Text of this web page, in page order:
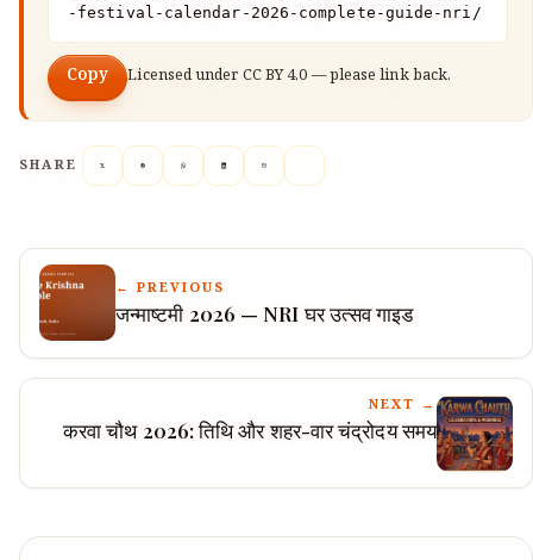
-festival-calendar-2026-complete-guide-nri/
Copy Licensed under CC BY 4.0 — please link back.
SHARE
← PREVIOUS
जन्माष्टमी 2026 — NRI घर उत्सव गाइड
NEXT →
करवा चौथ 2026: तिथि और शहर-वार चंद्रोदय समय